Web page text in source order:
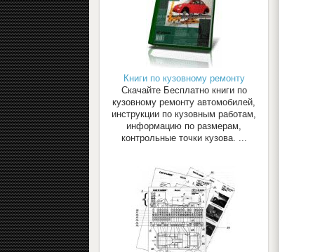
Книги по кузовному ремонту
Скачайте Бесплатно книги по
кузовному ремонту автомобилей,
инструкции по кузовным работам,
информацию по размерам,
контрольные точки кузова. ...